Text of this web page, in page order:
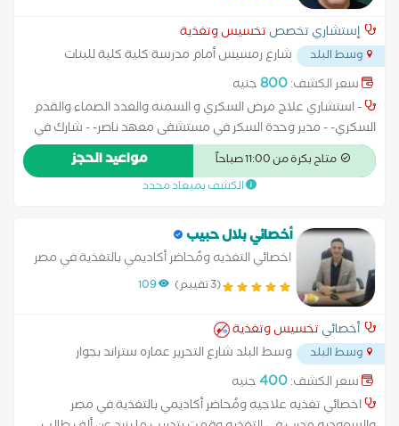
إستشاري تخصص تخسيس وتغذية
وسط البلد
شارع رمسيس أمام مدرسة كلية كلية للبنات
قبل مطلع كوبرى احمد سعيد على اليمين
سعر الكشف:800جنيه
- استشاري علاج مرض السكري و السمنه والعدد الصماء والقدم
السكري- - مدير وحدة السكر في مستشفى معهد ناصر- - شارك في
العديد من الأبحاث الدولية حول مرض السكري- مبتكر ومطور تقنية
العلاج بالحقن الوريدي العكسي لعلاج القدم السكري- الوحيد في
الشرق الأوسط المتخصص في علاج القدم السكرية دون جراحه
متاح بكرة من 11:00 صباحاً مواعيد الحجز
الكشف بميعاد محدد
أخصائي بلال حبيب
اخصائي التغذيه ومُحاضر أكاديمي بالتغذية في مصر
والسعوديه (3 تقييم) 109
أخصائي تخسيس وتغذية
وسط البلد
وسط البلد شارع التحرير عماره ستراند بجوار
مترو محمد نجيب ...سعر الكشف:400جنيه
اخصائي تغذيه علاجيه ومُحاضر أكاديمي بالتغذية في مصر